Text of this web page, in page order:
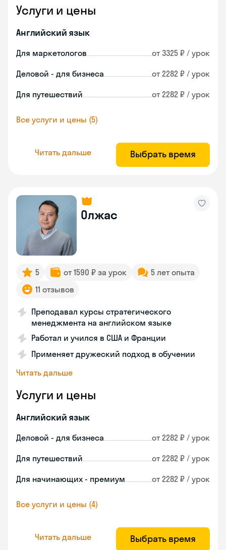
Услуги и цены
Английский язык
Для маркетологов от 3325 ₽ / урок
Деловой - для бизнеса от 2282 ₽ / урок
Для путешествий от 2282 ₽ / урок
Все услуги и цены (5)
Читать дальше Выбрать время
Олжас
5 от 1590 ₽ за урок
5 лет опыта
11 отзывов
Преподавал курсы стратегического
менеджмента на английском языке
Работал и учился в США и Франции
Применяет дружеский подход в обучении
Читать дальше
Услуги и цены
Английский язык
Деловой - для бизнеса от 2282 ₽ / урок
Для путешествий от 2282 ₽ / урок
Для начинающих - премиум от 2282 ₽ / урок
Все услуги и цены (4)
Читать дальше Выбрать время